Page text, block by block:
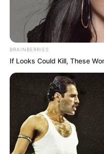
BRAINBERRIES
If Looks Could Kill, These